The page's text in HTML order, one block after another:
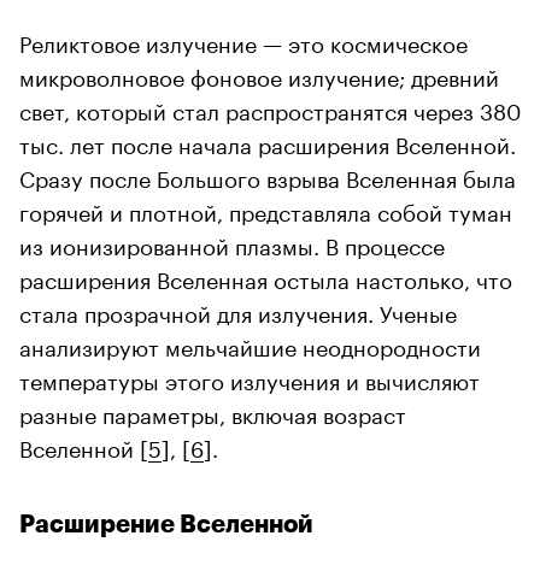
Реликтовое излучение — это космическое
микроволновое фоновое излучение; древний
свет, который стал распространятся через 380
тыс. лет после начала расширения Вселенной.
Сразу после Большого взрыва Вселенная была
горячей и плотной, представляла собой туман
из ионизированной плазмы. В процессе
расширения Вселенная остыла настолько, что
стала прозрачной для излучения. Ученые
анализируют мельчайшие неоднородности
температуры этого излучения и вычисляют
разные параметры, включая возраст
Вселенной [5], [6].
Расширение Вселенной